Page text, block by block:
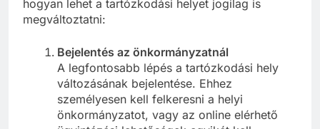
hogyan lehet a tartózkodási helyet jogilag is
megváltoztatni:
Bejelentés az önkormányzatnál
A legfontosabb lépés a tartózkodási hely
változásának bejelentése. Ehhez
személyesen kell felkeresni a helyi
önkormányzatot, vagy az online elérhető